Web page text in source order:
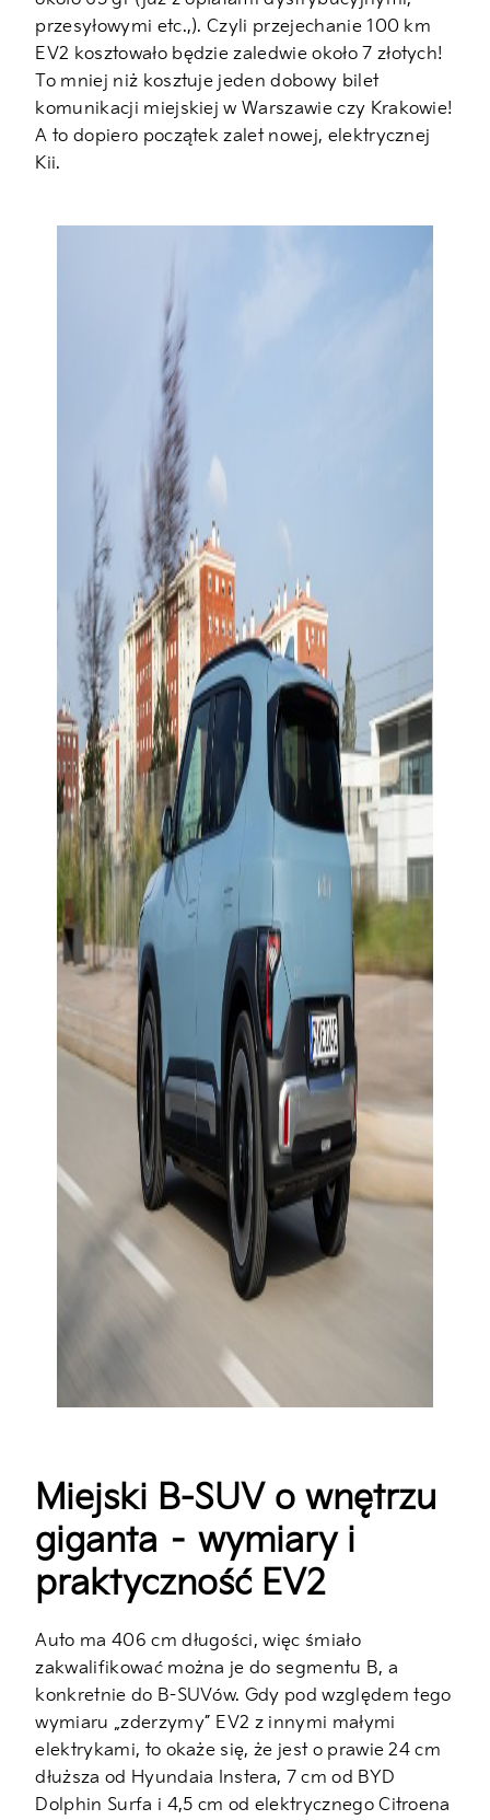
przesyłowymi etc.,). Czyli przejechanie 100 km
EV2 kosztowało będzie zaledwie około 7 złotych!
To mniej niż kosztuje jeden dobowy bilet
komunikacji miejskiej w Warszawie czy Krakowie!
A to dopiero początek zalet nowej, elektrycznej
Kii.
Miejski B-SUV o wnętrzu
giganta – wymiary i
praktyczność EV2
Auto ma 406 cm długości, więc śmiało
zakwalifikować można je do segmentu B, a
konkretnie do B-SUVów. Gdy pod względem tego
wymiaru „zderzymy” EV2 z innymi małymi
elektrykami, to okaże się, że jest o prawie 24 cm
dłuższa od Hyundaia Instera, 7 cm od BYD
Dolphin Surfa i 4,5 cm od elektrycznego Citroena